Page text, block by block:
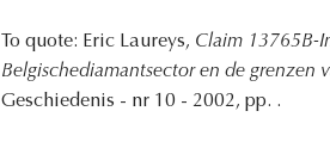
To quote: Eric Laureys, Claim 13765B-
Belgischediamantsector en de grenzen
Geschiedenis - nr 10 - 2002, pp. .